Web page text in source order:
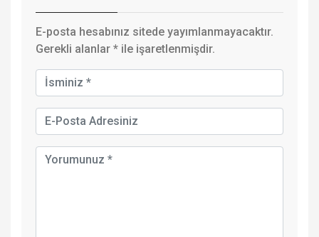
E-posta hesabınız sitede yayımlanmayacaktır.
Gerekli alanlar * ile işaretlenmişdir.